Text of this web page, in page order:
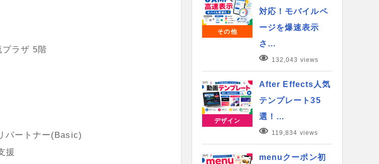
プラザ 5階
パートナー(Basic)
援
その他
対応！モバイルペ
ージを爆速表示
さ…
132,043 views
デザイン
After Effects人気
テンプレート35
選！…
119,834 views
menuクーポン初